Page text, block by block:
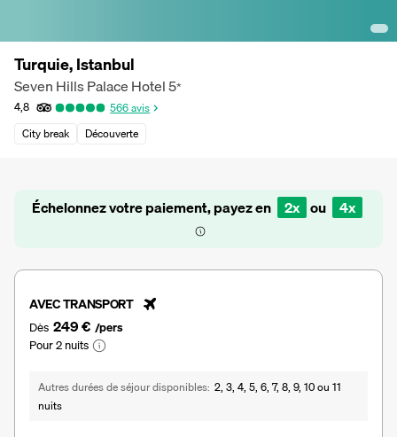
Turquie, Istanbul
Seven Hills Palace Hotel5*
4,8 566avis
City break
Découverte
Échelonnez votre paiement, payez en 2x ou 4x
AVEC TRANSPORT
Dès 249 € /pers
Pour 2 nuits
Autres durées de séjour disponibles 2, 3, 4, 5, 6, 7, 8, 9, 10 ou 11
nuits